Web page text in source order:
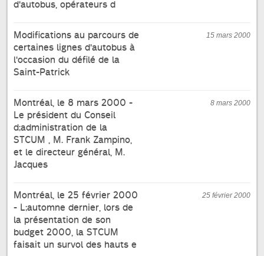
d'autobus, opérateurs d
15 mars 2000
Modifications au parcours de
certaines lignes d'autobus à
l'occasion du défilé de la
Saint-Patrick
8 mars 2000
Montréal, le 8 mars 2000 -
Le président du Conseil
d;administration de la
STCUM , M. Frank Zampino,
et le directeur général, M.
Jacques
25 février 2000
Montréal, le 25 février 2000
- L;automne dernier, lors de
la présentation de son
budget 2000, la STCUM
faisait un survol des hauts e